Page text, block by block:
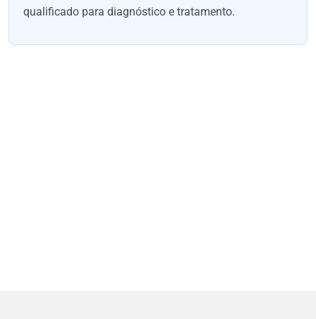
qualificado para diagnóstico e tratamento.